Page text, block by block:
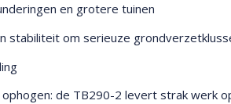
en grotere tuinen
stabiliteit om serieuze
de TB290-2 levert strak werk